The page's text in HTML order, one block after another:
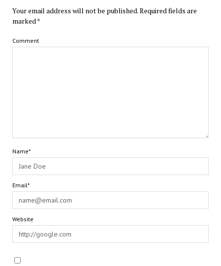
Your email address will not be published.Required fields are
marked *
Comment
Name*
Email*
Website